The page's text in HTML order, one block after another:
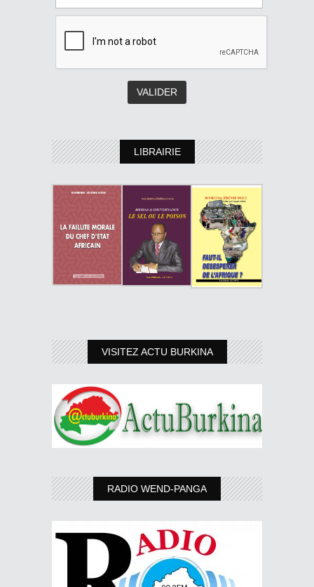
LIBRAIRIE
VISITEZ ACTU BURKINA
RADIO WEND-PANGA